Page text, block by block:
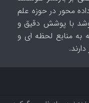
محور در حوزه علم
با پوشش دقیق و
به منابع لحظه ای و